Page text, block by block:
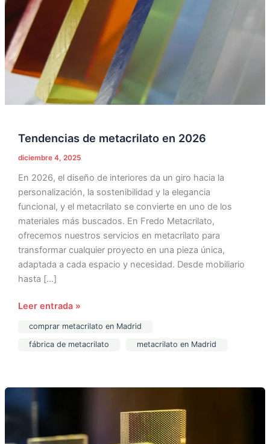
Tendencias de metacrilato en 2026
diciembre 4, 2025
En 2026, el diseño de interiores da un giro hacia la
personalización, la sostenibilidad y la elegancia
funcional, y el metacrilato se convierte en uno de los
materiales más buscados. En Fredo Metacrilato,
ofrecemos nuestros servicios en metacrilato para
transformar cualquier proyecto en una pieza única,
adaptada a cada espacio y necesidad. Desde mobiliario
hasta […]
Leer entrada »
comprar metacrilato en Madrid
fábrica de metacrilato
metacrilato en Madrid
de
en